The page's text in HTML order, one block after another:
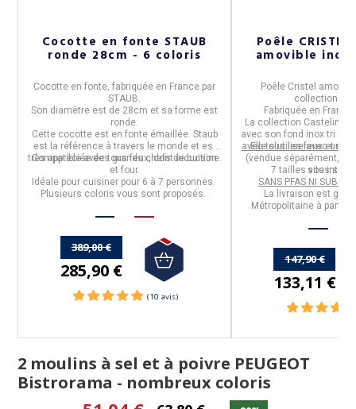
Cocotte en fonte STAUB
ronde 28cm - 6 coloris
Cocotte en fonte, fabriquée en France par
STAUB.
Son diamètre est de 28cm et sa forme est
ronde.
Cette cocotte est en fonte émaillée. Staub
est la référence à travers le monde et est
très appréciée des grands chefs de cuisine.
Compatible avec tous feux, dont induction
et four.
Idéale pour cuisiner pour6 à 7 personnes.
Plusieurs coloris vous sont proposés.
389,00 €
285,90 €
Poêle
amovible
Poêle Cristel
collection
Fabriquée en France
La collection Casteline
avec son fond inox tri
avec tous les feux et
Elles'utilise avec une
(vendue séparément, à
site
7 tailles vous sont
SANS PFAS NI
La livraison est
Métropolitaine à partir
147,90 €
133,11 €
2 moulins à sel et à poivre PEUGEOT
Bistrorama - nombreux coloris